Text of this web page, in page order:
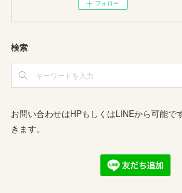
フォロー
検索
お問い合わせはHPもしくはLINEから可能で
きます。